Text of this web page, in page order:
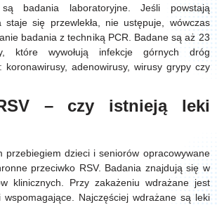
badania laboratoryjne. Jeśli powstają
staje się przewlekła, nie ustępuje, wówczas
badania z techniką PCR. Badane są aż 23
które wywołują infekcje górnych dróg
koronawirusy, adenowirusy, wirusy grypy czy
– czy istnieją leki
przebiegiem dzieci i seniorów opracowywane
przeciwko RSV. Badania znajdują się w
klinicznych. Przy zakażeniu wdrażane jest
wspomagające. Najczęściej wdrażane są leki